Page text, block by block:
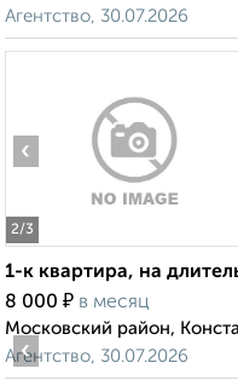
Агентство, 30.07.2026
2/3
‹
1-к квартира, на
8 000 ₽ в месяц
Московский район,
Агентство, 30.07.2026
‹